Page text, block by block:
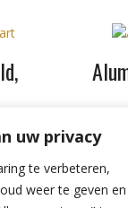
uw privacy
te verbeteren,
weer te geven en